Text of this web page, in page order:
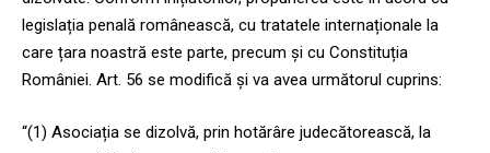
legislația penală românească, cu tratatele internaționale la
care țara noastră este parte, precum și cu Constituția
României. Art. 56 se modifică și va avea următorul cuprins:
“(1) Asociația se dizolvă, prin hotărâre judecătorească, la